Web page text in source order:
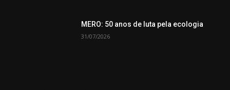
MERO: 50 anos de luta pela ecologia
31/07/2026